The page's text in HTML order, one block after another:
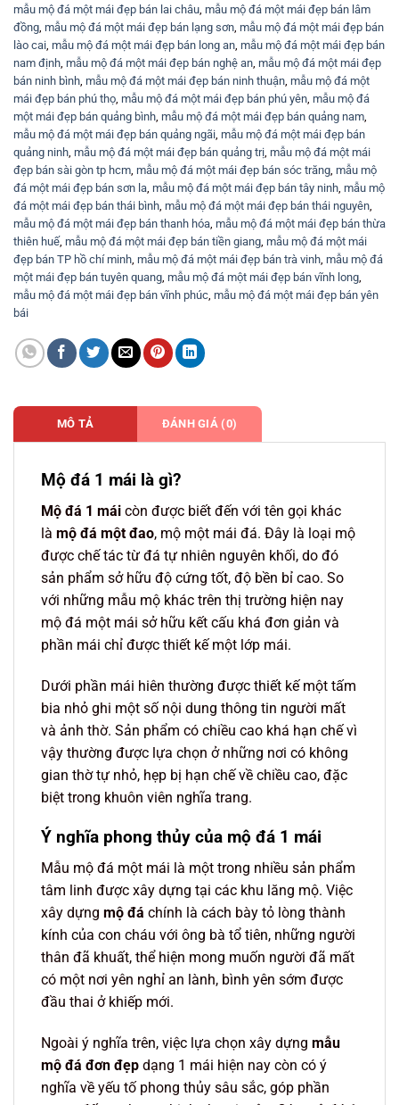
mẫu mộ đá một mái đẹp bán lai châu, mẫu mộ đá một mái đẹp bán lâm
đồng, mẫu mộ đá một mái đẹp bán lạng sơn, mẫu mộ đá một mái đẹp bán
lào cai, mẫu mộ đá một mái đẹp bán long an, mẫu mộ đá một mái đẹp bán
nam định, mẫu mộ đá một mái đẹp bán nghệ an, mẫu mộ đá một mái đẹp
bán ninh bình, mẫu mộ đá một mái đẹp bán ninh thuận, mẫu mộ đá một
mái đẹp bán phú thọ, mẫu mộ đá một mái đẹp bán phú yên, mẫu mộ đá
một mái đẹp bán quảng bình, mẫu mộ đá một mái đẹp bán quảng nam,
mẫu mộ đá một mái đẹp bán quảng ngãi, mẫu mộ đá một mái đẹp bán
quảng ninh, mẫu mộ đá một mái đẹp bán quảng trị, mẫu mộ đá một mái
đẹp bán sài gòn tp hcm, mẫu mộ đá một mái đẹp bán sóc trăng, mẫu mộ
đá một mái đẹp bán sơn la, mẫu mộ đá một mái đẹp bán tây ninh, mẫu mộ
đá một mái đẹp bán thái bình, mẫu mộ đá một mái đẹp bán thái nguyên,
mẫu mộ đá một mái đẹp bán thanh hóa, mẫu mộ đá một mái đẹp bán thừa
thiên huế, mẫu mộ đá một mái đẹp bán tiền giang, mẫu mộ đá một mái
đẹp bán TP hồ chí minh, mẫu mộ đá một mái đẹp bán trà vinh, mẫu mộ đá
một mái đẹp bán tuyên quang, mẫu mộ đá một mái đẹp bán vĩnh long,
mẫu mộ đá một mái đẹp bán vĩnh phúc, mẫu mộ đá một mái đẹp bán yên
bái
MÔ TẢ ĐÁNH GIÁ (0)
Mộ đá 1 mái là gì?
Mộ đá 1 mái còn được biết đến với tên gọi khác
là mộ đá một đao, mộ một mái đá. Đây là loại mộ
được chế tác từ đá tự nhiên nguyên khối, do đó
sản phẩm sở hữu độ cứng tốt, độ bền bỉ cao. So
với những mẫu mộ khác trên thị trường hiện nay
mộ đá một mái sở hữu kết cấu khá đơn giản và
phần mái chỉ được thiết kế một lớp mái.
Dưới phần mái hiên thường được thiết kế một tấm
bia nhỏ ghi một số nội dung thông tin người mất
và ảnh thờ. Sản phẩm có chiều cao khá hạn chế vì
vậy thường được lựa chọn ở những nơi có không
gian thờ tự nhỏ, hẹp bị hạn chế về chiều cao, đặc
biệt trong khuôn viên nghĩa trang.
Ý nghĩa phong thủy của mộ đá 1 mái
Mẫu mộ đá một mái là một trong nhiều sản phẩm
tâm linh được xây dựng tại các khu lăng mộ. Việc
xây dựng mộ đá chính là cách bày tỏ lòng thành
kính của con cháu với ông bà tổ tiên, những người
thân đã khuất, thể hiện mong muốn người đã mất
có một nơi yên nghỉ an lành, bình yên sớm được
đầu thai ở khiếp mới.
Ngoài ý nghĩa trên, việc lựa chọn xây dựng mẫu
mộ đá đơn đẹp dạng 1 mái hiện nay còn có ý
nghĩa về yếu tố phong thủy sâu sắc, góp phần